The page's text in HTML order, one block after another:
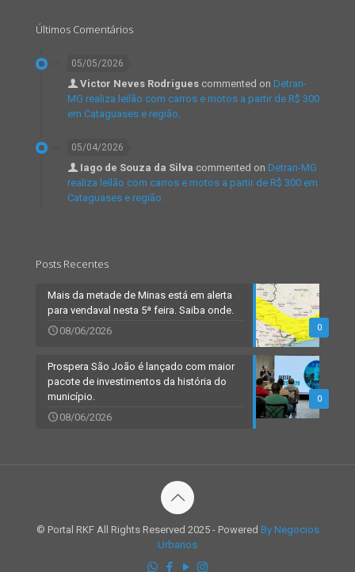
Últimos Comentários
05/05/2026
Victor Neves Rodrigues commented on Detran-
MG realiza leilão com carros e motos a partir de R$ 300
em Cataguases e região.
05/04/2026
Iago de Souza da Silva commented on Detran-MG
realiza leilão com carros e motos a partir de R$ 300 em
Cataguases e região.
Posts Recentes
0
Mais da metade de Minas está em alerta
para vendaval nesta 5ª feira. Saiba onde.
08/06/2026
0
Prospera São João é lançado com maior
pacote de investimentos da história do
município.
08/06/2026
© Portal RKF All Rights Reserved 2025 - Powered By Negocios
Urbanos